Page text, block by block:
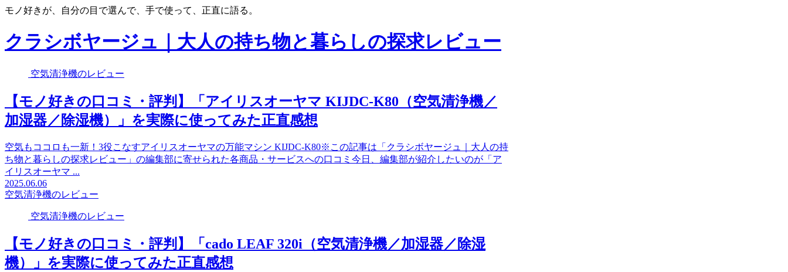
モノ好きが、自分の目で選んで、手で使って、正直に語る。
クラシボヤージュ｜大人の持ち物と暮らしの探求レビュー
空気清浄機のレビュー
【モノ好きの口コミ・評判】「アイリスオーヤマ KIJDC-K80（空気清浄機／
加湿器／除湿機）」を実際に使ってみた正直感想
空気もココロも一新！3役こなすアイリスオーヤマの万能マシン KIJDC-K80※この記事は「クラシボヤージュ｜大人の持
ち物と暮らしの探求レビュー」の編集部に寄せられた各商品・サービスへの口コミ今日、編集部が紹介したいのが「ア
イリスオーヤマ ...
2025.06.06
空気清浄機のレビュー
空気清浄機のレビュー
【モノ好きの口コミ・評判】「cado LEAF 320i（空気清浄機／加湿器／除湿
機）」を実際に使ってみた正直感想